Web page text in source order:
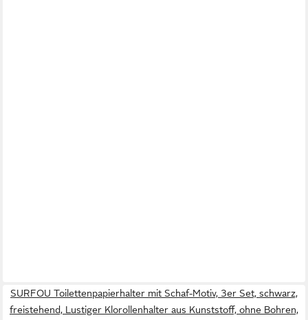
SURFOU Toilettenpapierhalter mit Schaf-Motiv, 3er Set, schwarz,
freistehend, Lustiger Klorollenhalter aus Kunststoff, ohne Bohren,